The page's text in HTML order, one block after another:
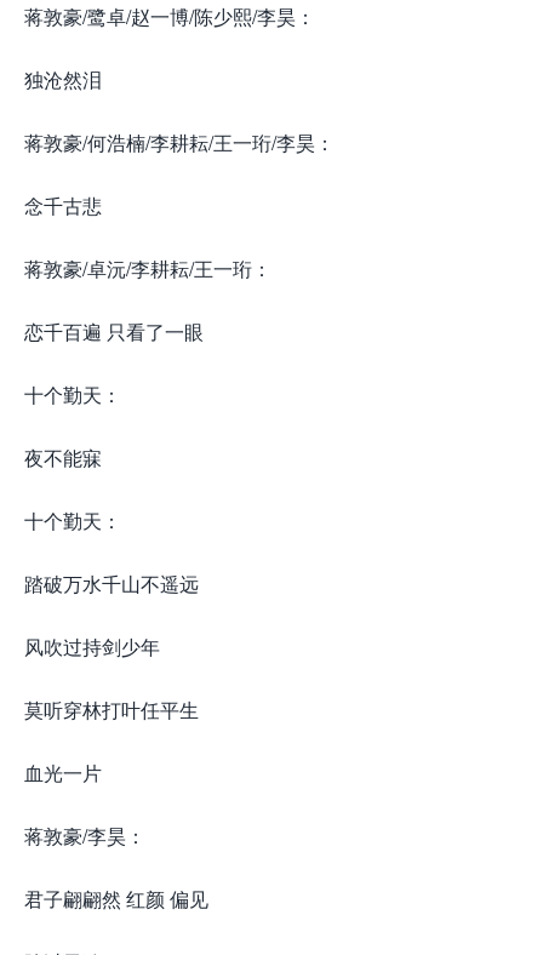
蒋敦豪/鹭卓/赵一博/陈少熙/李昊：
独沧然泪
蒋敦豪/何浩楠/李耕耘/王一珩/李昊：
念千古悲
蒋敦豪/卓沅/李耕耘/王一珩：
恋千百遍 只看了一眼
十个勤天：
夜不能寐
十个勤天：
踏破万水千山不遥远
风吹过持剑少年
莫听穿林打叶任平生
血光一片
蒋敦豪/李昊：
君子翩翩然 红颜 偏见